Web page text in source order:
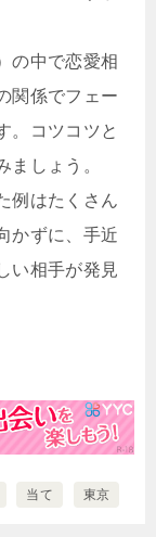
の中で恋愛相
関係でフェー
。コツコツと
ましょう。
例はたくさん
かずに、手近
い相手が発見
当て 東京